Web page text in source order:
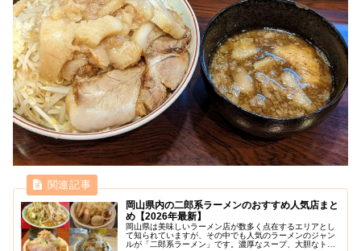
岡山県内の二郎系ラーメンのおすすめ人気店まと
め【2026年最新】
岡山県は美味しいラーメン店が数多く点在するエリアとし
て知られていますが、その中でも人気のラーメンのジャン
ルが「二郎系ラーメン」です。濃厚なスープ、大胆なトッ